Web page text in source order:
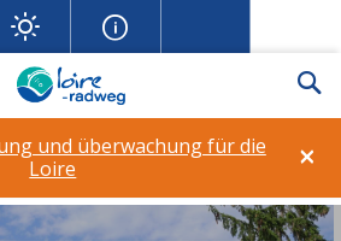
×
und überwachung für die
Loire